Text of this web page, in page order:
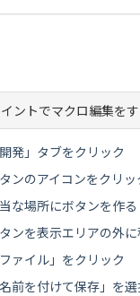
ントでマクロ編集を
開発」タブをクリック
ンのアイコンをクリッ
な場所にボタンを作る
ンを表示エリアの外
ファイル」をクリック
名前を付けて保存」を